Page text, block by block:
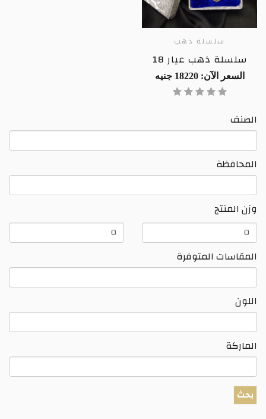
سلسلة ذهب
سلسلة ذهب عيار 18
السعر الآن: 18220 جنيه
الصنف
المحافظة
وزن المنتج
وزن
المنتج
وزن
المنتج
المقاسات المتوفرة
اللون
الماركة
بحث